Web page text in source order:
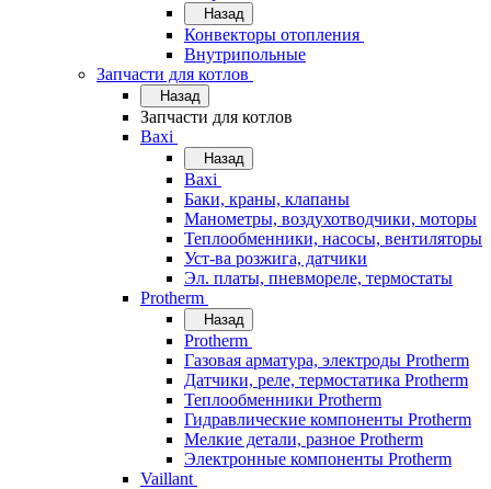
Назад
Конвекторы отопления
Внутрипольные
Запчасти для котлов
Назад
Запчасти для котлов
Baxi
Назад
Baxi
Баки, краны, клапаны
Манометры, воздухотводчики, моторы
Теплообменники, насосы, вентиляторы
Уст-ва розжига, датчики
Эл. платы, пневмореле, термостаты
Protherm
Назад
Protherm
Газовая арматура, электроды Protherm
Датчики, реле, термостатика Protherm
Теплообменники Protherm
Гидравлические компоненты Protherm
Мелкие детали, разное Protherm
Электронные компоненты Protherm
Vaillant